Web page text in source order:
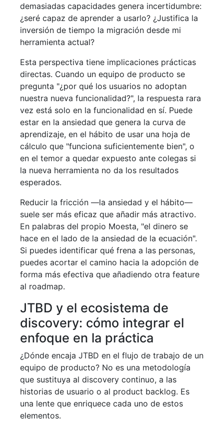
demasiadas capacidades genera incertidumbre:
¿seré capaz de aprender a usarlo? ¿Justifica la
inversión de tiempo la migración desde mi
herramienta actual?
Esta perspectiva tiene implicaciones prácticas
directas. Cuando un equipo de producto se
pregunta "¿por qué los usuarios no adoptan
nuestra nueva funcionalidad?", la respuesta rara
vez está solo en la funcionalidad en sí. Puede
estar en la ansiedad que genera la curva de
aprendizaje, en el hábito de usar una hoja de
cálculo que "funciona suficientemente bien", o
en el temor a quedar expuesto ante colegas si
la nueva herramienta no da los resultados
esperados.
Reducir la fricción —la ansiedad y el hábito—
suele ser más eficaz que añadir más atractivo.
En palabras del propio Moesta, "el dinero se
hace en el lado de la ansiedad de la ecuación".
Si puedes identificar qué frena a las personas,
puedes acortar el camino hacia la adopción de
forma más efectiva que añadiendo otra feature
al roadmap.
JTBD y el ecosistema de
discovery: cómo integrar el
enfoque en la práctica
¿Dónde encaja JTBD en el flujo de trabajo de un
equipo de producto? No es una metodología
que sustituya al discovery continuo, a las
historias de usuario o al product backlog. Es
una lente que enriquece cada uno de estos
elementos.